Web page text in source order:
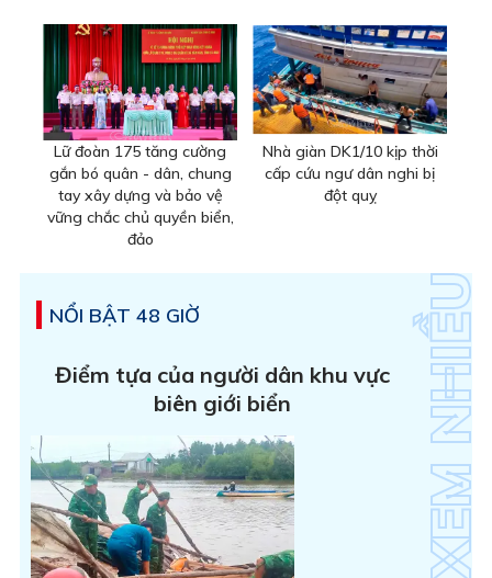
Lữ đoàn 175 tăng cường
gắn bó quân - dân, chung
tay xây dựng và bảo vệ
vững chắc chủ quyền biển,
đảo
Nhà giàn DK1/10 kịp thời
cấp cứu ngư dân nghi bị
đột quỵ
NỔI BẬT 48 GIỜ
Điểm tựa của người dân khu vực
biên giới biển